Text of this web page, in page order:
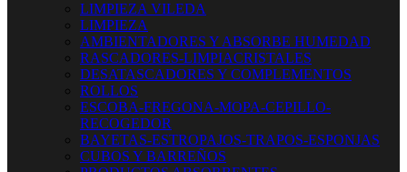
LIMPIEZA VILEDA
LIMPIEZA
AMBIENTADORES Y ABSORBE HUMEDAD
RASCADORES-LIMPIACRISTALES
DESATASCADORES Y COMPLEMENTOS
ROLLOS
ESCOBA-FREGONA-MOPA-CEPILLO-
RECOGEDOR
BAYETAS-ESTROPAJOS-TRAPOS-ESPONJAS
CUBOS Y BARREÑOS